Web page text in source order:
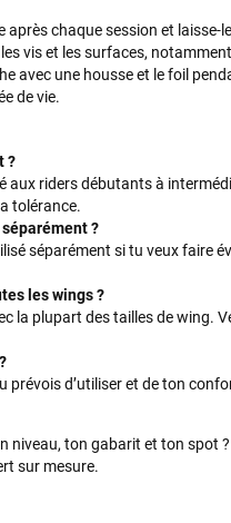
après chaque session et laisse-
vis et les surfaces,
avec une housse et le foil
de vie.
?
aux riders débutants à
tolérance.
?
séparément si tu veux faire
les wings ?
la plupart des tailles de wing.
prévois d’utiliser et de ton
niveau, ton gabarit et ton spot ?
sur mesure.
Cela faisait 6
trouvé une pépite
Maronui
VOIR TOUS